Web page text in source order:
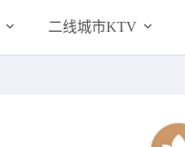
二线城市KTV